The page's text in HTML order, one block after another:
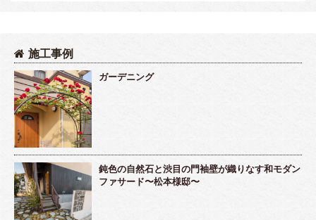
施工事例
ガーデニング
鈍色の自然石と渋目の門袖壁が織りなす和モダン
ファサード〜松本様邸〜